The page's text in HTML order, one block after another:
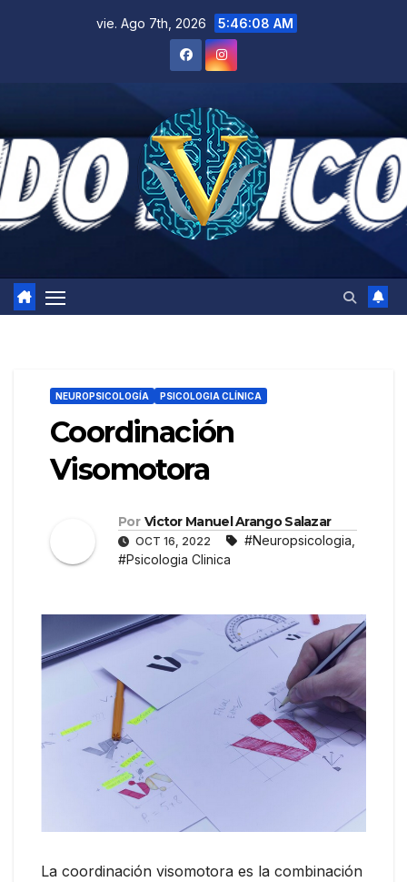
vie. Ago 7th, 2026 5:46:09 AM
NEUROPSICOLOGÍA PSICOLOGIA CLÍNICA
Coordinación
Visomotora
Por Victor Manuel Arango Salazar
OCT 16, 2022 #Neuropsicologia
#Psicologia Clinica
La coordinación visomotora es la combinación